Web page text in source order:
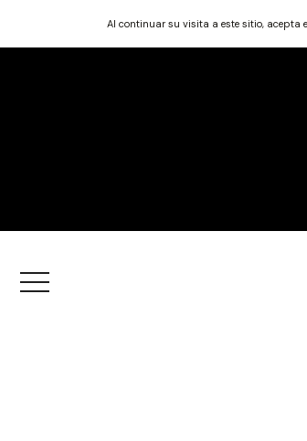
Al continuar su visita a este sitio, acepta
Menu